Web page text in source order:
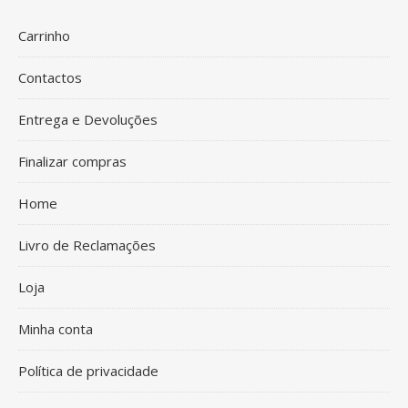
Carrinho
Contactos
Entrega e Devoluções
Finalizar compras
Home
Livro de Reclamações
Loja
Minha conta
Política de privacidade